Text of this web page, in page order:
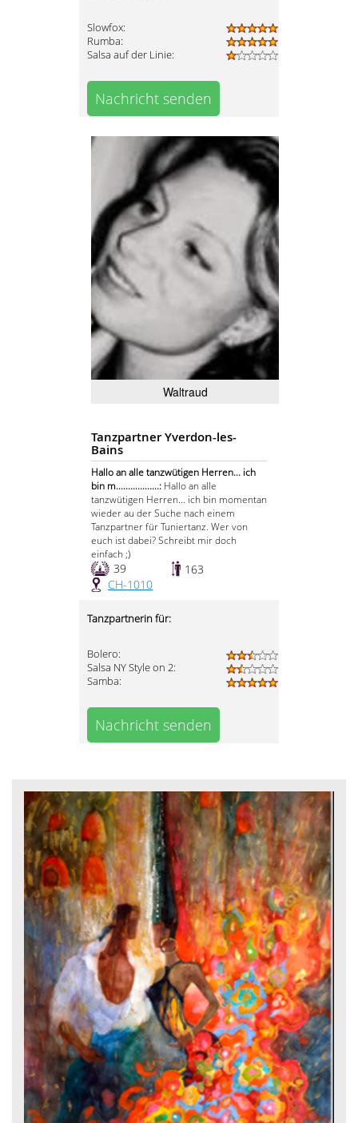
Slowfox:
Rumba:
Salsa auf der Linie:
Nachricht senden
Waltraud
Tanzpartner Yverdon-les-
Bains
Hallo an alle tanzwütigen Herren... ich
bin m..................: Hallo an alle
tanzwütigen Herren... ich bin momentan
wieder au der Suche nach einem
Tanzpartner für Tuniertanz. Wer von
euch ist dabei? Schreibt mir doch
einfach ;)
39
163
CH-1010
Tanzpartnerin für:
Bolero:
Salsa NY Style on 2:
Samba:
Nachricht senden